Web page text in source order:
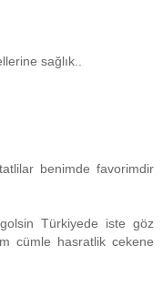
sağlık..
benimde favorimdir
Türkiyede iste göz
cümle hasratlik cekene